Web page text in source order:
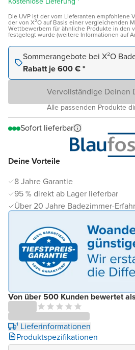
Deine Vorteile
8 Jahre Garantie
95 % direkt ab Lager lieferbar
Über 20 Jahre Badezimmer-
Von über 500 Kunden bewertet
¹ Lieferinformationen
Produktspezifikationen
Die UVP ist der vom Lieferanten empfohlene
der von X²O auf Basis einer vergleichenden
Wettbewerbern für ähnliche Produkte in den
festgelegt wurde (weitere Informationen auf
Sommerangebote bei X²O
Rabatt je 600 € *
Vervollständige Deinen
Alle passenden Produkte
Sofort lieferbar